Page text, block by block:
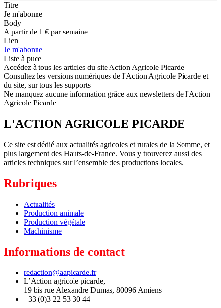
Titre
Je m'abonne
Body
A partir de 1 € par semaine
Lien
Je m'abonne
Liste à puce
Accédez à tous les articles du site Action Agricole Picarde
Consultez les versions numériques de l'Action Agricole Picarde et
du site, sur tous les supports
Ne manquez aucune information grâce aux newsletters de l'Action
Agricole Picarde
L'ACTION AGRICOLE PICARDE
Ce site est dédié aux actualités agricoles et rurales de la Somme, et
plus largement des Hauts-de-France. Vous y trouverez aussi des
articles techniques sur l’ensemble des productions locales.
Rubriques
Actualités
Production animale
Production végétale
Machinisme
Informations de contact
redaction@aapicarde.fr
L’Action agricole picarde,
19 bis rue Alexandre Dumas, 80096 Amiens
+33 (0)3 22 53 30 44